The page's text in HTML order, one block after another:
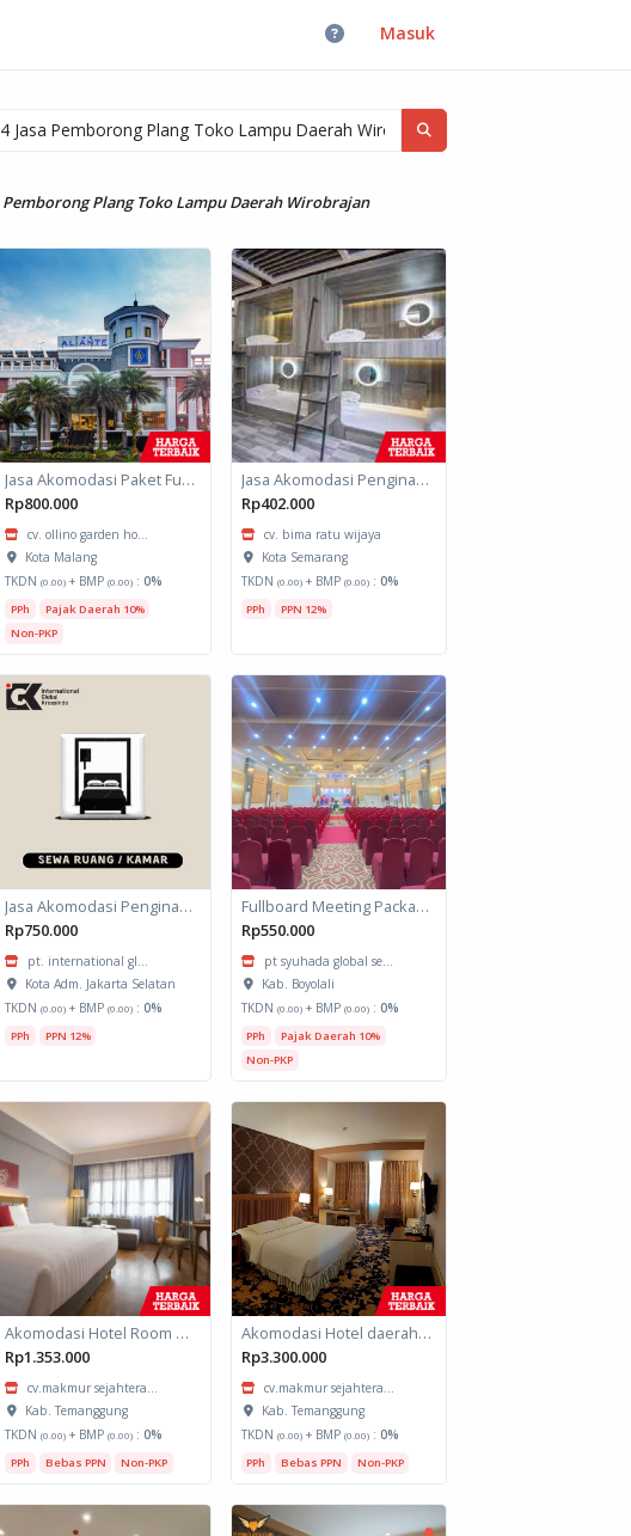
Masuk
Pemborong Plang Toko Lampu Daerah Wirobrajan
Jasa Akomodasi Paket Fullboard Twin Hotel Kota Malang
Rp800.000
cv. ollino garden ho...
Kota Malang
TKDN(0.00) + BMP(0.00) :0%
PPh
Pajak Daerah 10%
Non-PKP
Jasa Akomodasi Penginapan
Rp402.000
cv. bima ratu wijaya
Kota Semarang
TKDN (0.00)+ BMP (0.00): 0%
PPh PPN 12%
Jasa Akomodasi Penginapan
Rp750.000
pt. international gl...
Kota Adm. Jakarta Selatan
TKDN(0.00) + BMP(0.00) :0%
PPh PPN 12%
Fullboard Meeting Package Pagu Daerah Hotel Al Azhar Azhima
Rp550.000
pt syuhada global se...
Kab. Boyolali
TKDN (0.00)+ BMP (0.00): 0%
PPh
Pajak Daerah 10%
Non-PKP
Akomodasi Hotel Room untuk daerah Padang, Sumatera Barat
Rp1.353.000
cv.makmur sejahtera...
Kab. Temanggung
TKDN(0.00) + BMP(0.00) :0%
PPh Bebas PPN Non-PKP
Akomodasi Hotel daerah Padang Sumatera Barat
Rp3.300.000
cv.makmur sejahtera...
Kab. Temanggung
TKDN (0.00)+ BMP (0.00): 0%
PPh Bebas PPN Non-PKP